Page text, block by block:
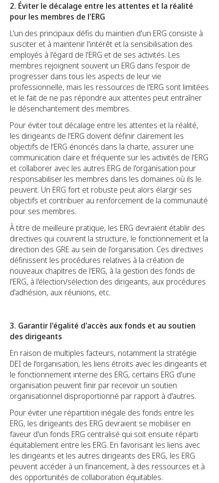
2. Éviter le décalage entre les attentes et la réalité
pour les membres de l'ERG
L'un des principaux défis du maintien d'un ERG consiste à
susciter et à maintenir l'intérêt et la sensibilisation des
employés à l'égard de l'ERG et de ses activités. Les
membres rejoignent souvent un ERG dans l'espoir de
progresser dans tous les aspects de leur vie
professionnelle, mais les ressources de l'ERG sont limitées
et le fait de ne pas répondre aux attentes peut entraîner
le désenchantement des membres.
Pour éviter tout décalage entre les attentes et la réalité,
les dirigeants de l'ERG doivent définir clairement les
objectifs de l'ERG énoncés dans la charte, assurer une
communication claire et fréquente sur les activités de l'ERG
et collaborer avec les autres ERG de l'organisation pour
responsabiliser les membres dans les domaines où ils le
peuvent. Un ERG fort et robuste peut alors élargir ses
objectifs et contribuer au renforcement de la communauté
pour ses membres.
À titre de meilleure pratique, les ERG devraient établir des
directives qui couvrent la structure, le fonctionnement et la
direction des GRE au sein de l'organisation. Ces directives
définissent les procédures relatives à la création de
nouveaux chapitres de l'ERG, à la gestion des fonds de
l'ERG, à l'élection/sélection des dirigeants, aux procédures
d'adhésion, aux réunions, etc.
3. Garantir l'égalité d'accès aux fonds et au soutien
des dirigeants
En raison de multiples facteurs, notamment la stratégie
DEI de l'organisation, les liens étroits avec les dirigeants et
le fonctionnement interne des ERG, certains ERG d'une
organisation peuvent finir par recevoir un soutien
organisationnel disproportionné par rapport à d'autres.
Pour éviter une répartition inégale des fonds entre les
ERG, les dirigeants des ERG devraient se mobiliser en
faveur d'un fonds ERG centralisé qui soit ensuite réparti
équitablement entre les ERG. En favorisant les liens avec
les dirigeants et les autres dirigeants des ERG, les ERG
peuvent accéder à un financement, à des ressources et à
des opportunités de collaboration équitables.